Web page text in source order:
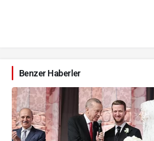
Benzer Haberler